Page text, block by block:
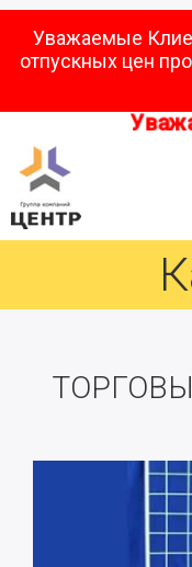
Уважаемые
отпускных цен